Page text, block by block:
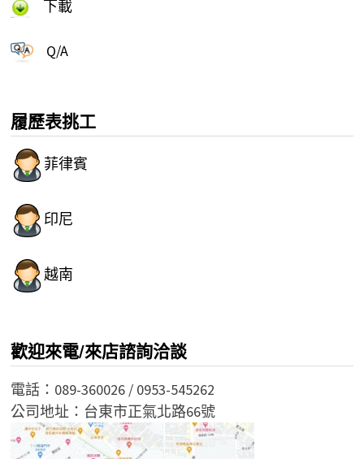
下載
Q/A
履歷表挑工
菲律賓
印尼
越南
歡迎來電/來店諮詢洽談
電話：089-360026 / 0953-545262
公司地址：台東市正氣北路66號